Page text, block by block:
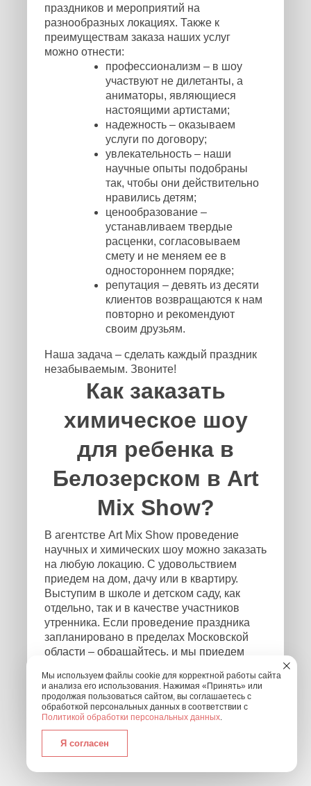
праздников и мероприятий на
разнообразных локациях. Также к
преимуществам заказа наших услуг
можно отнести:
профессионализм – в шоу
участвуют не дилетанты, а
аниматоры, являющиеся
настоящими артистами;
надежность – оказываем
услуги по договору;
увлекательность – наши
научные опыты подобраны
так, чтобы они действительно
нравились детям;
ценообразование –
устанавливаем твердые
расценки, согласовываем
смету и не меняем ее в
одностороннем порядке;
репутация – девять из десяти
клиентов возвращаются к нам
повторно и рекомендуют
своим друзьям.
Наша задача – сделать каждый праздник
незабываемым. Звоните!
Как заказать
химическое шоу
для ребенка в
Белозерском в Art
Mix Show?
В агентстве Art Mix Show проведение
научных и химических шоу можно заказать
на любую локацию. С удовольствием
приедем на дом, дачу или в квартиру.
Выступим в школе и детском саду, как
отдельно, так и в качестве участников
утренника. Если проведение праздника
запланировано в пределах Московской
области – обращайтесь, и мы приедем
будет проходить мероприятие! Чтобы
связаться с нами, оставьте заявку на
обратный звонок или позвоните нам по
номеру: +7 (495) 877-30-01.
Мы используем файлы cookie для корректной работы сайта
и анализа его использования. Нажимая «Принять» или
продолжая пользоваться сайтом, вы соглашаетесь с
обработкой персональных данных в соответствии с
Политикой обработки персональных данных.
Я согласен